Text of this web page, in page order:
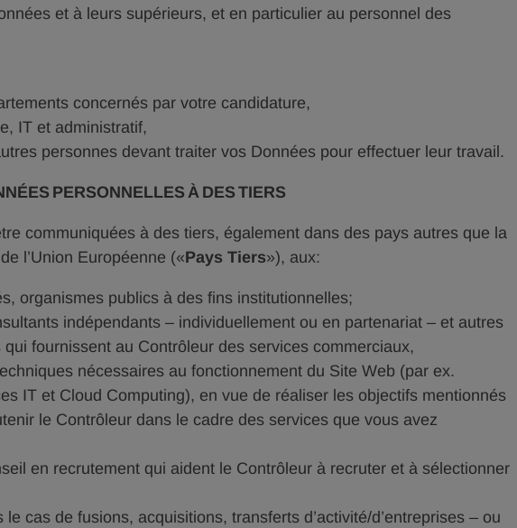
et à leurs supérieurs, et en particulier au personnel des
concernés par votre candidature,
IT et administratif,
personnes devant traiter vos Données pour effectuer leur travail.
PERSONNELLES À DES TIERS
communiquées à des tiers, également dans des pays autres que la
l’Union Européenne («Pays Tiers»), aux:
organismes publics à des fins institutionnelles;
indépendants – individuellement ou en partenariat – et autres
fournissent au Contrôleur des services commerciaux,
nécessaires au fonctionnement du Site Web (par ex.
IT et Cloud Computing), en vue de réaliser les objectifs mentionnés
le Contrôleur dans le cadre des services que vous avez
en recrutement qui aident le Contrôleur à recruter et à sélectionner
cas de fusions, acquisitions, transferts d’activité/d’entreprises – ou